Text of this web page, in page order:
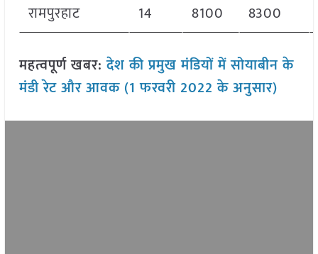
रामपुरहाट
14 8100 8300
महत्वपूर्ण खबर:देश की प्रमुख मंडियों में सोयाबीन के
मंडी रेट और आवक (1 फरवरी 2022 के अनुसार)